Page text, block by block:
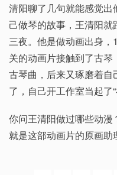
清阳聊了几句就能感觉
己做琴的故事，王清阳
三夜。他是做动画出身
关的动画片接触到了古
古琴曲，后来又琢磨着
了，自己开工作室当起了“
你问王清阳做过哪些动
就是这部动画片的原画助